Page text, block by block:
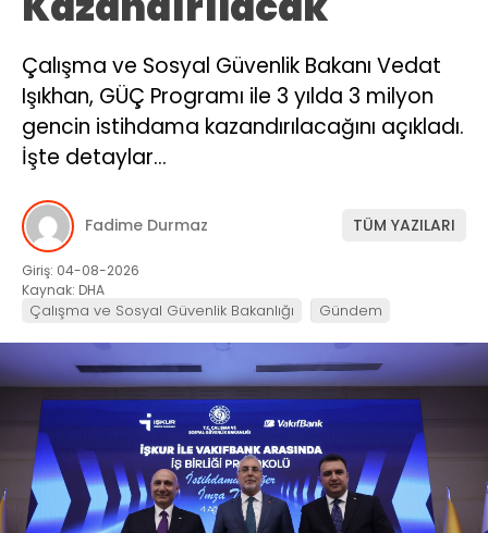
Çalışma ve Sosyal Güvenlik Bakanı Vedat
Işıkhan, GÜÇ Programı ile 3 yılda 3 milyon
gencin istihdama kazandırılacağını açıkladı.
İşte detaylar…
Fadime Durmaz TÜM YAZILARI
Giriş: 04-08-2026
Kaynak: DHA
Çalışma ve Sosyal Güvenlik Bakanlığı Gündem